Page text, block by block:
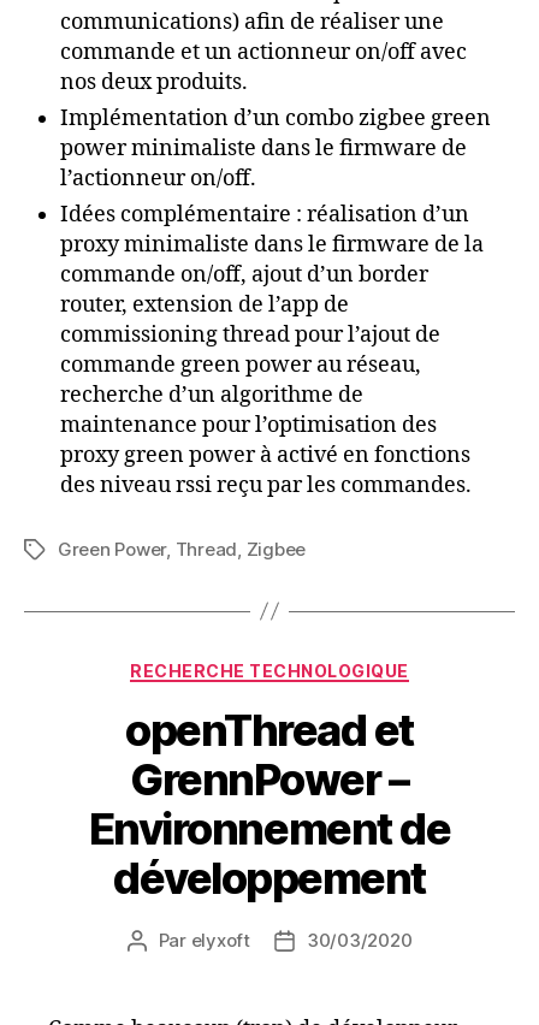
communications) afin de réaliser une
commande et un actionneur on/off avec
nos deux produits.
Implémentation d’un combo zigbee green
power minimaliste dans le firmware de
l’actionneur on/off.
Idées complémentaire : réalisation d’un
proxy minimaliste dans le firmware de la
commande on/off, ajout d’un border
router, extension de l’app de
commissioning thread pour l’ajout de
commande green power au réseau,
recherche d’un algorithme de
maintenance pour l’optimisation des
proxy green power à activé en fonctions
des niveau rssi reçu par les commandes.
Étiquettes
Green Power, Thread Zigbee
Catégories
RECHERCHE TECHNOLOGIQUE
openThread et
GrennPower –
Environnement de
développement
Auteur
Par elyxoft
Date30/03/2020